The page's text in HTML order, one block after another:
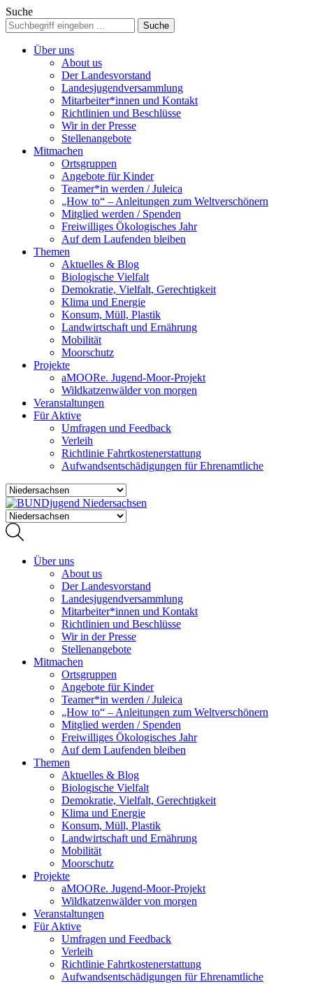
Suche
Über uns
About us
Der Landesvorstand
Landesjugendversammlung
Mitarbeiter*innen und Kontakt
Richtlinien und Beschlüsse
Wir in der Presse
Stellenangebote
Mitmachen
Ortsgruppen
Angebote für Kinder
Teamer*in werden / Juleica
„How to“ – Anleitungen zum Weltverschönern
Mitglied werden / Spenden
Freiwilliges Ökologisches Jahr
Auf dem Laufenden bleiben
Themen
Aktuelles & Blog
Biologische Vielfalt
Demokratie, Vielfalt, Gerechtigkeit
Klima und Energie
Konsum, Müll, Plastik
Landwirtschaft und Ernährung
Mobilität
Moorschutz
Projekte
aMOORe. Jugend-Moor-Projekt
Wildkatzenwälder von morgen
Veranstaltungen
Für Aktive
Umfragen und Feedback
Verleih
Richtlinie Fahrtkostenerstattung
Aufwandsentschädigungen für Ehrenamtliche
Über uns
About us
Der Landesvorstand
Landesjugendversammlung
Mitarbeiter*innen und Kontakt
Richtlinien und Beschlüsse
Wir in der Presse
Stellenangebote
Mitmachen
Ortsgruppen
Angebote für Kinder
Teamer*in werden / Juleica
„How to“ – Anleitungen zum Weltverschönern
Mitglied werden / Spenden
Freiwilliges Ökologisches Jahr
Auf dem Laufenden bleiben
Themen
Aktuelles & Blog
Biologische Vielfalt
Demokratie, Vielfalt, Gerechtigkeit
Klima und Energie
Konsum, Müll, Plastik
Landwirtschaft und Ernährung
Mobilität
Moorschutz
Projekte
aMOORe. Jugend-Moor-Projekt
Wildkatzenwälder von morgen
Veranstaltungen
Für Aktive
Umfragen und Feedback
Verleih
Richtlinie Fahrtkostenerstattung
Aufwandsentschädigungen für Ehrenamtliche